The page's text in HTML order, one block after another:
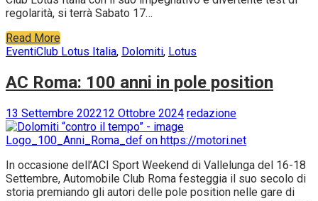
regolarità, si terrà Sabato 17…
Read More
EventiClub Lotus Italia, Dolomiti, Lotus
AC Roma: 100 anni in pole position
13 Settembre 202212 Ottobre 2024 redazione
In occasione dell’ACI Sport Weekend di Vallelunga del 16-18
Settembre, Automobile Club Roma festeggia il suo secolo di
storia premiando gli autori delle pole position nelle gare di